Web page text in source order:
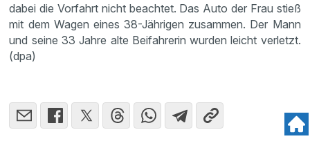
dabei die Vorfahrt nicht beachtet. Das Auto der Frau stieß
mit dem Wagen eines 38-Jährigen zusammen. Der Mann
und seine 33 Jahre alte Beifahrerin wurden leicht verletzt.
(dpa)